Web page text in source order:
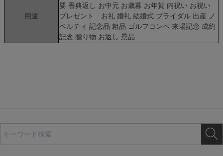
用途
要 香典返し お中元 お歳暮 お年賀 内祝い お祝い
プレゼント お礼 婚礼 結婚式 ブライダル 出産 ノ
ベルティ 記念品 粗品 ゴルフコンペ 来場記念 成約
記念 贈り物 お返し 景品